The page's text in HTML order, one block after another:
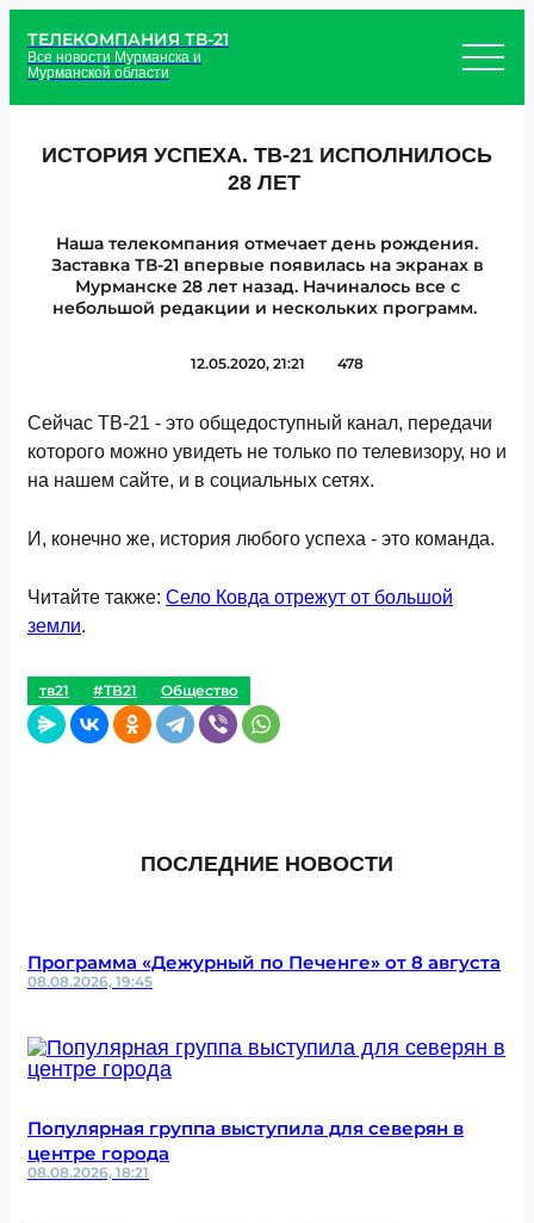
ТЕЛЕКОМПАНИЯ ТВ-21
Все новости Мурманска и
Мурманской области
ИСТОРИЯ УСПЕХА. ТВ-21 ИСПОЛНИЛОСЬ
28 ЛЕТ
Наша телекомпания отмечает день рождения.
Заставка ТВ-21 впервые появилась на экранах в
Мурманске 28 лет назад. Начиналось все с
небольшой редакции и нескольких программ.
12.05.2020, 21:21 478
Сейчас ТВ-21 - это общедоступный канал, передачи
которого можно увидеть не только по телевизору, но и
на нашем сайте, и в социальных сетях.
И, конечно же, история любого успеха - это команда.
Читайте также: Село Ковда отрежут от большой
земли.
тв21 #ТВ21 Общество
ПОСЛЕДНИЕ НОВОСТИ
Программа «Дежурный по Печенге» от 8 августа
08.08.2026, 19:45
Популярная группа выступила для северян в
центре города
08.08.2026, 18:21